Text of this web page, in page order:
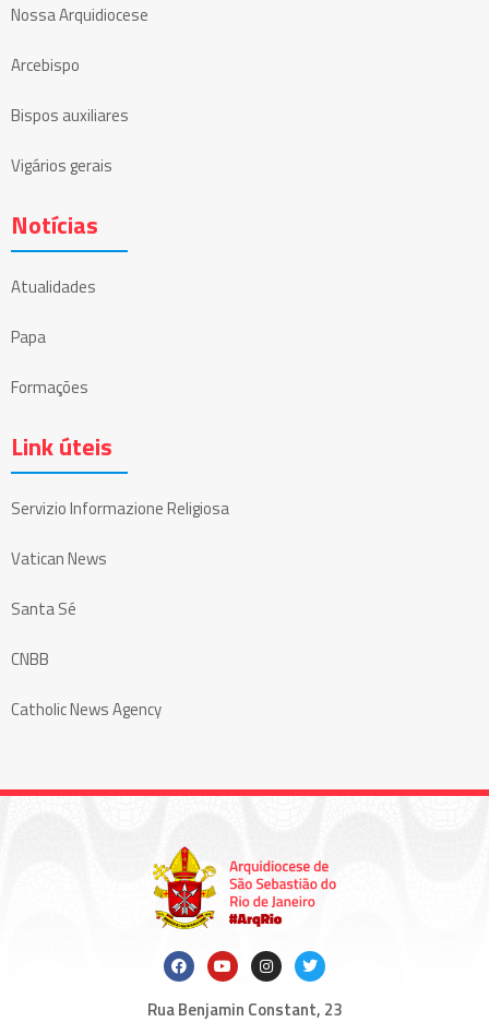
Nossa Arquidiocese
Arcebispo
Bispos auxiliares
Vigários gerais
Notícias
Atualidades
Papa
Formações
Link úteis
Servizio Informazione Religiosa
Vatican News
Santa Sé
CNBB
Catholic News Agency
Rua Benjamin Constant, 23